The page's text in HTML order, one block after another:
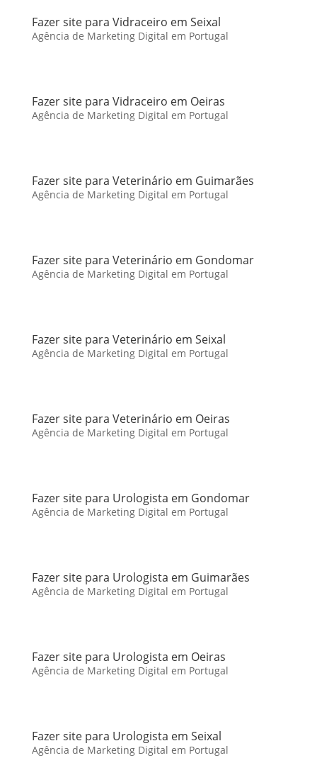
Fazer site para Vidraceiro em Seixal
Agência de Marketing Digital em Portugal
Fazer site para Vidraceiro em Oeiras
Agência de Marketing Digital em Portugal
Fazer site para Veterinário em Guimarães
Agência de Marketing Digital em Portugal
Fazer site para Veterinário em Gondomar
Agência de Marketing Digital em Portugal
Fazer site para Veterinário em Seixal
Agência de Marketing Digital em Portugal
Fazer site para Veterinário em Oeiras
Agência de Marketing Digital em Portugal
Fazer site para Urologista em Gondomar
Agência de Marketing Digital em Portugal
Fazer site para Urologista em Guimarães
Agência de Marketing Digital em Portugal
Fazer site para Urologista em Oeiras
Agência de Marketing Digital em Portugal
Fazer site para Urologista em Seixal
Agência de Marketing Digital em Portugal